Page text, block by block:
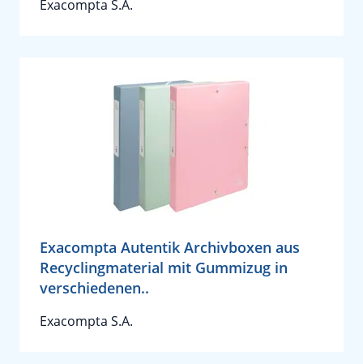
Exacompta S.A.
Exacompta Autentik Archivboxen aus
Recyclingmaterial mit Gummizug in
verschiedenen..
Exacompta S.A.